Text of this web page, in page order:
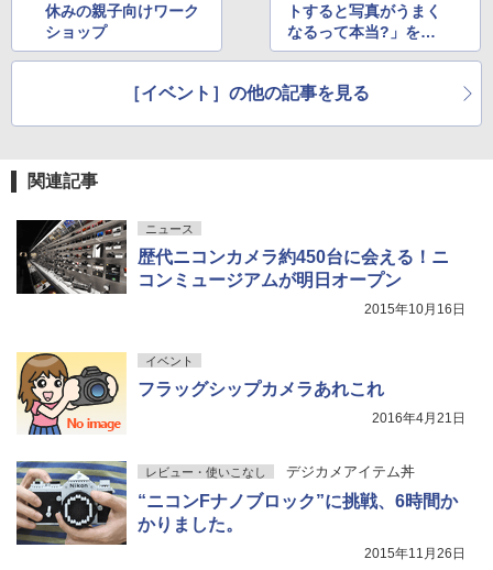
休みの親子向けワーク
ショップ
トすると写真がうまく
なるって本当?」を開
催
［イベント］の他の記事を見る
関連記事
ニュース
歴代ニコンカメラ約450台に会える！ニ
コンミュージアムが明日オープン
2015年10月16日
イベント
フラッグシップカメラあれこれ
2016年4月21日
レビュー・使いこなし デジカメアイテム丼
“ニコンFナノブロック”に挑戦、6時間か
かりました。
2015年11月26日